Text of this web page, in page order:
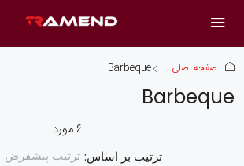
صفحه اصلی Barbeque
Barbeque
۶ مورد
ترتیب بر اساس: ترتیب پیشفرض